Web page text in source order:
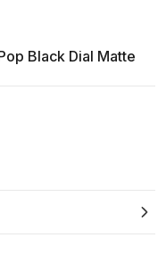
Black Dial Matte